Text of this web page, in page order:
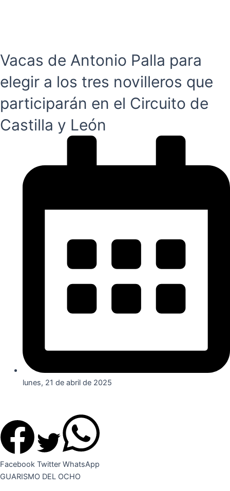
Vacas de Antonio Palla para
elegir a los tres novilleros que
participarán en el Circuito de
Castilla y León
lunes, 21 de abril de 2025
Facebook Twitter WhatsApp
GUARISMO DEL OCHO